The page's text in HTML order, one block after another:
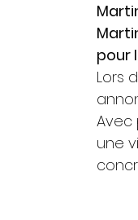
pour
Lors
Avec
une